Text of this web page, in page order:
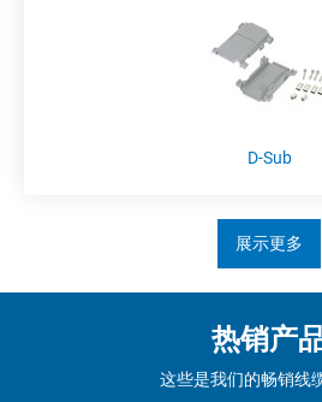
D-Sub
展示更多
热销产
这些是我们的畅销线